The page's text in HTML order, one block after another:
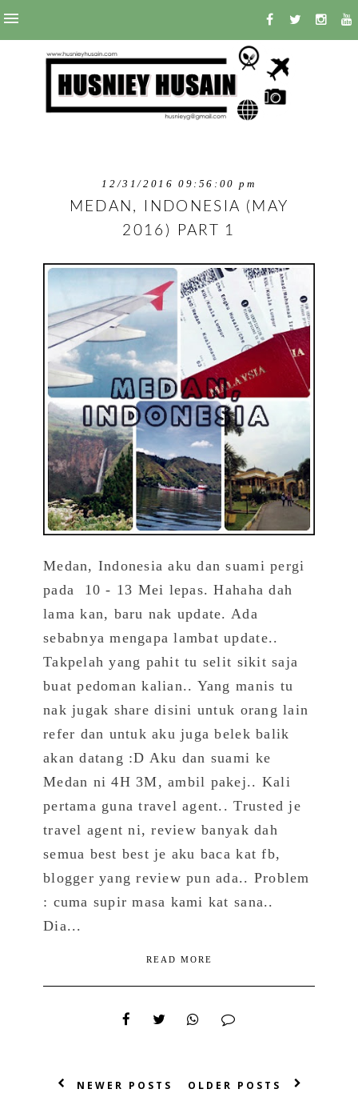
12/31/2016 09:56:00 pm
MEDAN, INDONESIA (MAY
2016) PART 1
Medan, Indonesia aku dan suami pergi
pada 10 - 13 Mei lepas. Hahaha dah
lama kan, baru nak update. Ada
sebabnya mengapa lambat update..
Takpelah yang pahit tu selit sikit saja
buat pedoman kalian.. Yang manis tu
nak jugak share disini untuk orang lain
refer dan untuk aku juga belek balik
akan datang :D Aku dan suami ke
Medan ni 4H 3M, ambil pakej.. Kali
pertama guna travel agent.. Trusted je
travel agent ni, review banyak dah
semua best best je aku baca kat fb,
blogger yang review pun ada.. Problem
: cuma supir masa kami kat sana..
Dia...
READ MORE
NEWER POSTS OLDER POSTS